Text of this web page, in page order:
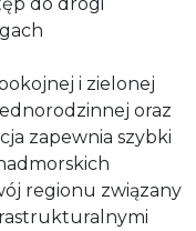
i zielonej
oraz
zapewnia szybki
regionu związany